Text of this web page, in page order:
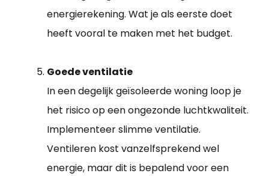
energierekening. Wat je als eerste doet
heeft vooral te maken met het budget.
Goede ventilatie
In een degelijk geïsoleerde woning loop je
het risico op een ongezonde luchtkwaliteit.
Implementeer slimme ventilatie.
Ventileren kost vanzelfsprekend wel
energie, maar dit is bepalend voor een